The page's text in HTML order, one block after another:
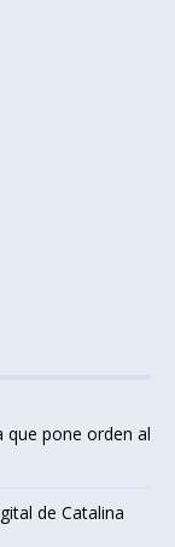
que pone orden al
de Catalina